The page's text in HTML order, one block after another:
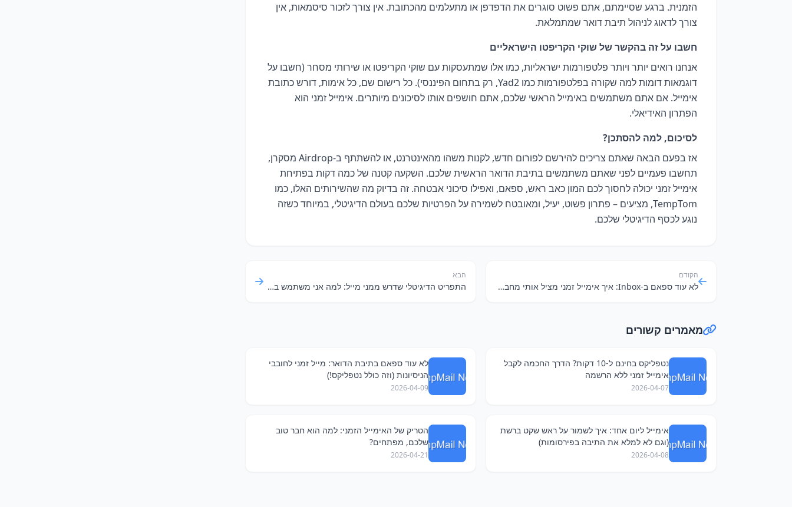
הזמנית. ברגע שסיימתם, אתם פשוט סוגרים את הדפדפן או מתעלמים מהכתובת. אין צורך לזכור סיסמאות, אין
צורך לדאוג לניהול תיבת דואר שמתמלאת.
חשבו על זה בהקשר של שוקי הקריפטו הישראליים
אנחנו רואים יותר ויותר פלטפורמות ישראליות, כמו אלו שמתעסקות עם שוקי הקריפטו או שירותי מסחר (חשבו על
דוגמאות דומות למה שקורה בפלטפורמות כמו Yad2, רק בתחום הפיננסי). כל רישום שם, כל אימות, דורש כתובת
אימייל. אם אתם משתמשים באימייל הראשי שלכם, אתם חושפים אותו לסיכונים מיותרים. אימייל זמני הוא
הפתרון האידיאלי.
לסיכום, למה להסתכן?
אז בפעם הבאה שאתם צריכים להירשם לפורום חדש, לקנות משהו מהאינטרנט, או להשתתף ב-Airdrop מסקרן,
תחשבו פעמיים לפני שאתם משתמשים בתיבת הדואר הראשית שלכם. השקעה קטנה של כמה דקות בפתיחת
אימייל זמני יכולה לחסוך לכם המון כאב ראש, ספאם, ואפילו סיכוני אבטחה. זה בדיוק מה שהשירותים האלו, כמו
TempTom, מציעים – פתרון פשוט, יעיל, ומאובטח לשמירה על הפרטיות שלכם בעולם הדיגיטלי, במיוחד כשזה
נוגע לכסף הדיגיטלי שלכם.
הקודם
לא עוד ספאם ב-Inbox: איך אימייל זמני מציל אותי מחברות שיווק מעצבנות
הבא
התפריט הדיגיטלי שדרש ממני מייל: למה אני משתמש באימייל זמני למנועי חיפוש ומשחקים
מאמרים קשורים
נטפליקס בחינם ל-10 דקות? הדרך החכמה לקבל
אימייל זמני ללא הרשמה
2026-04-07
לא עוד ספאם בתיבת הדואר: מייל זמני לחובבי
הניסיונות (וזה כולל נטפליקס!)
2026-04-09
אימייל ליום אחד: איך לשמור על ראש שקט ברשת
(וגם לא למלא את התיבה בפירסומות)
2026-04-08
הטריק של האימייל הזמני: למה הוא חבר טוב
שלכם, מפתחים?
2026-04-21